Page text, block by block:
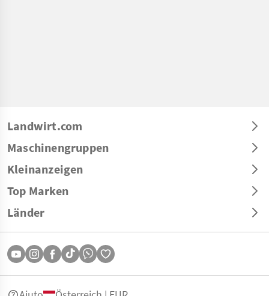
Landwirt.com
Maschinengruppen
Kleinanzeigen
Top Marken
Länder